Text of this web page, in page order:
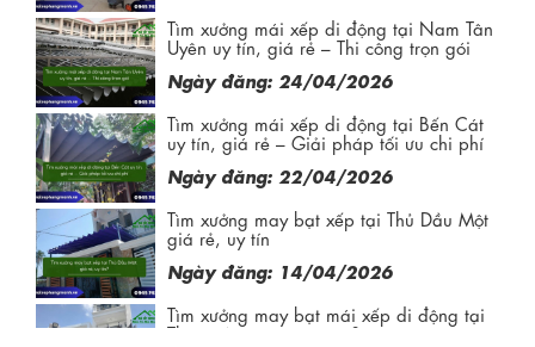
Tìm xưởng mái xếp di động tại Nam Tân
Uyên uy tín, giá rẻ – Thi công trọn gói
Ngày đăng: 24/04/2026
Tìm xưởng mái xếp di động tại Bến Cát
uy tín, giá rẻ – Giải pháp tối ưu chi phí
Ngày đăng: 22/04/2026
Tìm xưởng may bạt xếp tại Thủ Dầu Một
giá rẻ, uy tín
Ngày đăng: 14/04/2026
Tìm xưởng may bạt mái xếp di động tại
Thuận An giá rẻ, uy tín?